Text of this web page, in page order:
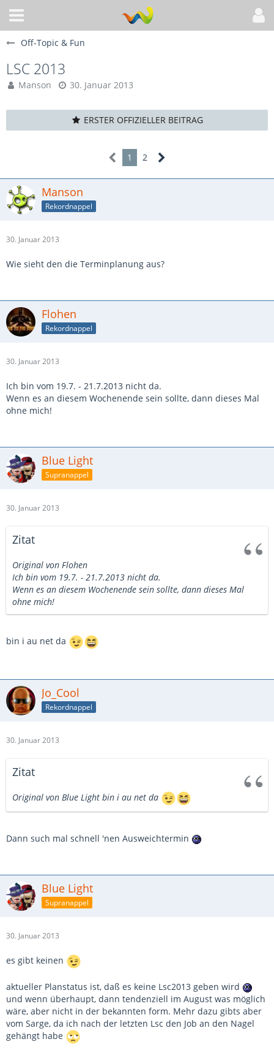
Off-Topic & Fun
LSC 2013
Manson 30. Januar 2013
ERSTER OFFIZIELLER BEITRAG
1 2
Manson
Rekordnappel
30. Januar 2013
Wie sieht den die Terminplanung aus?
Flohen
Rekordnappel
30. Januar 2013
Ich bin vom 19.7. - 21.7.2013 nicht da.
Wenn es an diesem Wochenende sein sollte, dann dieses Mal
ohne mich!
Blue Light
Supranappel
30. Januar 2013
Zitat
Original von Flohen
Ich bin vom 19.7. - 21.7.2013 nicht da.
Wenn es an diesem Wochenende sein sollte, dann dieses Mal
ohne mich!
bin i au net da
Jo_Cool
Rekordnappel
30. Januar 2013
Zitat
Original von Blue Light bin i au net da
Dann such mal schnell 'nen Ausweichtermin
Blue Light
Supranappel
30. Januar 2013
es gibt keinen
aktueller Planstatus ist, daß es keine Lsc2013 geben wird
und wenn überhaupt, dann tendenziell im August was möglich
wäre, aber nicht in der bekannten form. Mehr dazu gibts aber
vom Sarge, da ich nach der letzten Lsc den Job an den Nagel
gehängt habe